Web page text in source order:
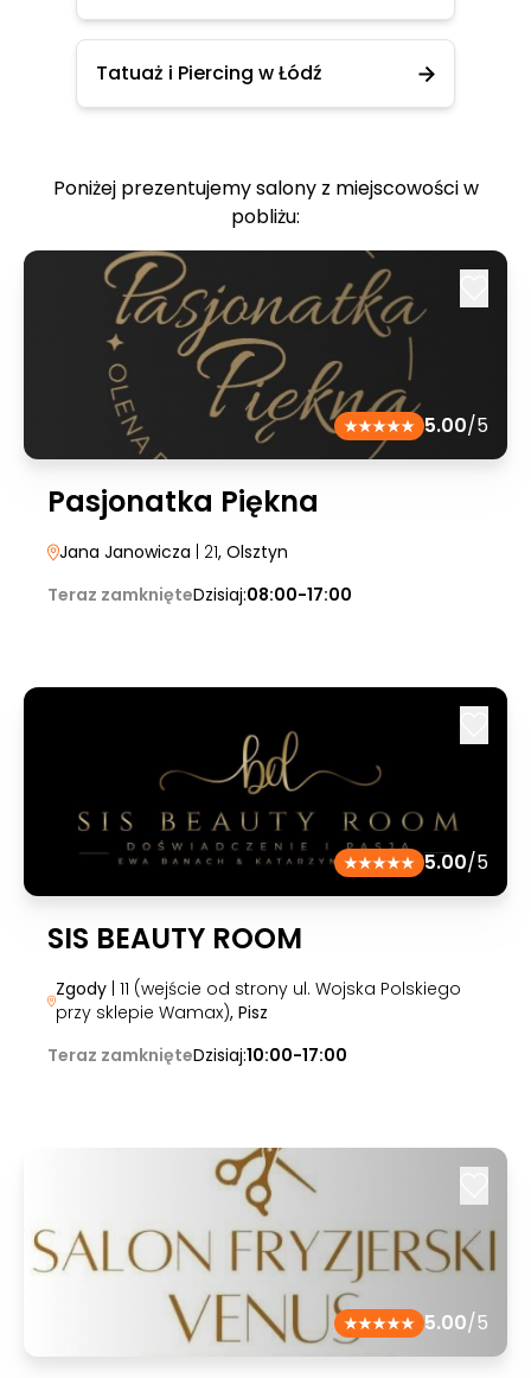
Tatuaż i Piercing w Łódź
Poniżej prezentujemy salony z miejscowości w
pobliżu:
5.00/5
Pasjonatka Piękna
Jana Janowicza | 21, Olsztyn
Teraz zamknięteDzisiaj:08:00-17:00
5.00/5
SIS BEAUTY ROOM
Zgody| 11 (wejście od strony ul. Wojska Polskiego
przy sklepie Wamax), Pisz
Teraz zamknięteDzisiaj:10:00-17:00
5.00/5